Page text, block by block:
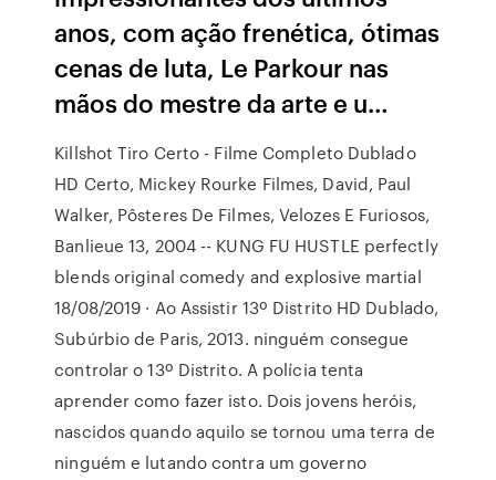
anos, com ação frenética, ótimas
cenas de luta, Le Parkour nas
mãos do mestre da arte e u…
Killshot Tiro Certo - Filme Completo Dublado
HD Certo, Mickey Rourke Filmes, David, Paul
Walker, Pôsteres De Filmes, Velozes E Furiosos,
Banlieue 13, 2004 -- KUNG FU HUSTLE perfectly
blends original comedy and explosive martial
18/08/2019 · Ao Assistir 13º Distrito HD Dublado,
Subúrbio de Paris, 2013. ninguém consegue
controlar o 13º Distrito. A polícia tenta
aprender como fazer isto. Dois jovens heróis,
nascidos quando aquilo se tornou uma terra de
ninguém e lutando contra um governo